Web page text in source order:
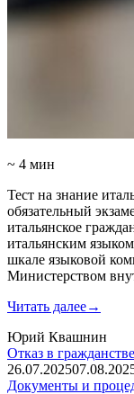
~ 4 мин
Тест на знание
обязательный
итальянское
итальянским
шкале языковой
Министерством
Читать далее→
Юрий Квашнин
Отказ в
26.07.2025
Документы и